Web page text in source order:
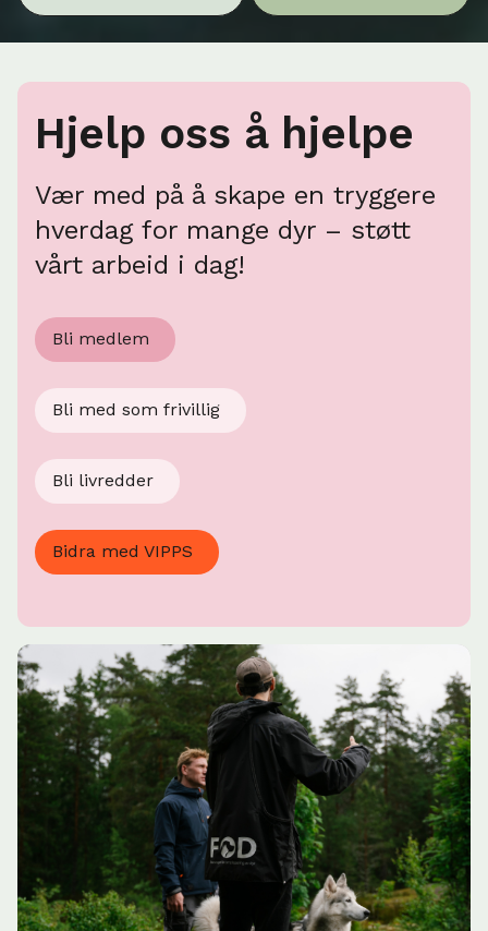
Hjelp oss å hjelpe
Vær med på å skape en tryggere
hverdag for mange dyr – støtt
vårt arbeid i dag!
Bli medlem
Bli med som frivillig
Bli livredder
Bidra med VIPPS